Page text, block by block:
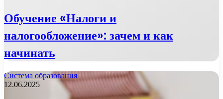
Обучение «Налоги и
налогообложение»: зачем и как
начинать
Система образования
12.06.2025